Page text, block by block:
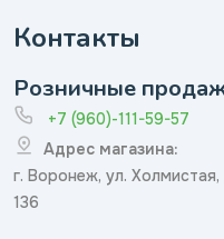
Контакты
Розничные
+7 (960)-111-59-57
Адрес магазина:
г. Воронеж, ул.
136